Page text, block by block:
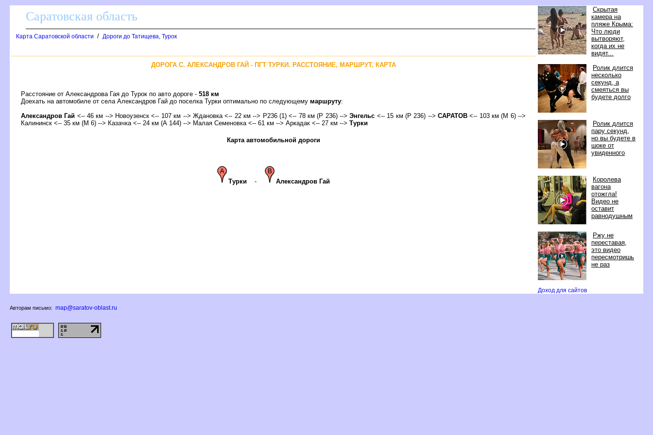
Скрытая
камера на
пляже Крыма:
Что люди
ытворяют,
когда их не
идят...
Ролик длится
несколько
секунд, а
смеяться вы
удете долго
Ролик длится
пару секунд,
но вы будете
шоке от
увиденного
Королева
агона
отожгла!
идео не
оставит
равнодушным
Ржу не
переставая,
это видео
пересмотришь
не раз
Доход для сайто
Саратовская область
Карта Саратовской области / Дороги до Татищева, Турок
ДОРОГА С. АЛЕКСАНДРОВ ГАЙ - ПГТ ТУРКИ. РАССТОЯНИЕ, МАРШРУТ, КАРТА
Расстояние от Александрова Гая до Турок по авто дороге - 518 км
Доехать на автомобиле от села Александров Гай до поселка Турки оптимально по следующему маршруту:
Александров Гай <-- 46 км --> Новоузенск <-- 107 км --> Ждановка <-- 22 км --> Р236 (1) <-- 78 км (Р 236) -->Энгельс <-- 15 км (Р 236) --> САРАТО<-- 103 км (М 6) -->
Калининск <-- 35 км (М 6) --> Казачка <-- 24 км (А 144) --> Малая Семеновка <-- 61 км --> Аркадак <-- 27 км --> Турки
Карта автомобильной дороги
Турки - Александров Гай
Авторам письмо: map@saratov-oblast.ru